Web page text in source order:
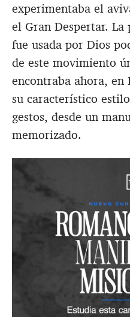
experimentaba el
el Gran Despertar. La
fue usada por Dios
de este movimiento
encontraba ahora,
su característico
gestos, desde un
memorizado.